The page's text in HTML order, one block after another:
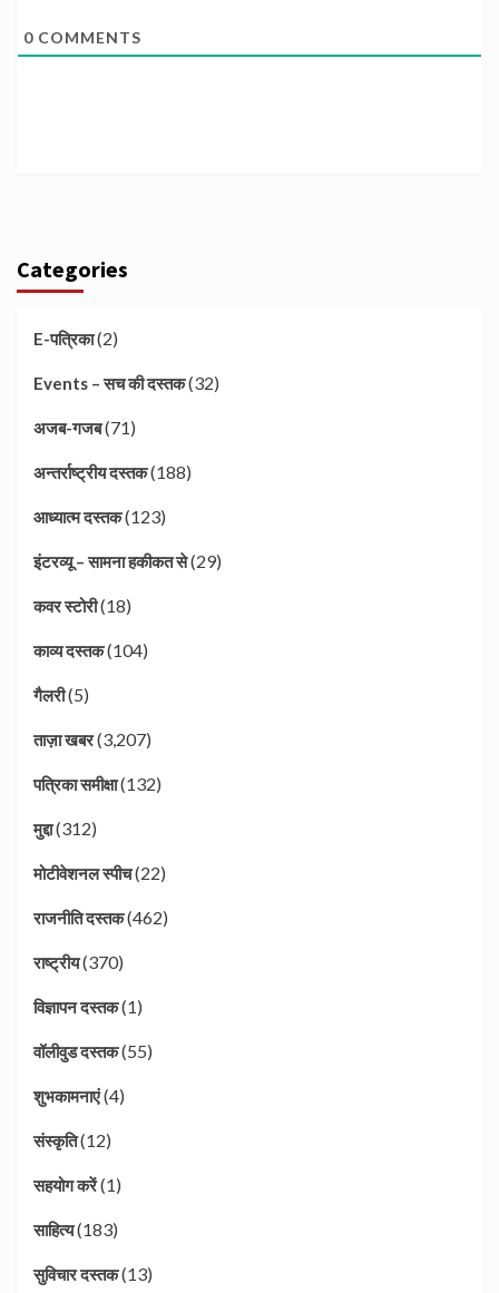
0 COMMENTS
Categories
E-पत्रिका(2)
Events – सच की दस्तक(32)
अजब-गजब(71)
अन्तर्राष्ट्रीय दस्तक(188)
आध्यात्म दस्तक(123)
इंटरव्यू – सामना हकीकत से(29)
कवर स्टोरी(18)
काव्य दस्तक(104)
गैलरी(5)
ताज़ा खबर(3,207)
पत्रिका समीक्षा(132)
मुद्दा(312)
मोटीवेशनल स्पीच(22)
राजनीति दस्तक(462)
राष्ट्रीय(370)
विज्ञापन दस्तक(1)
वॉलीवुड दस्तक(55)
शुभकामनाएं(4)
संस्कृति(12)
सहयोग करें(1)
साहित्य(183)
सुविचार दस्तक(13)